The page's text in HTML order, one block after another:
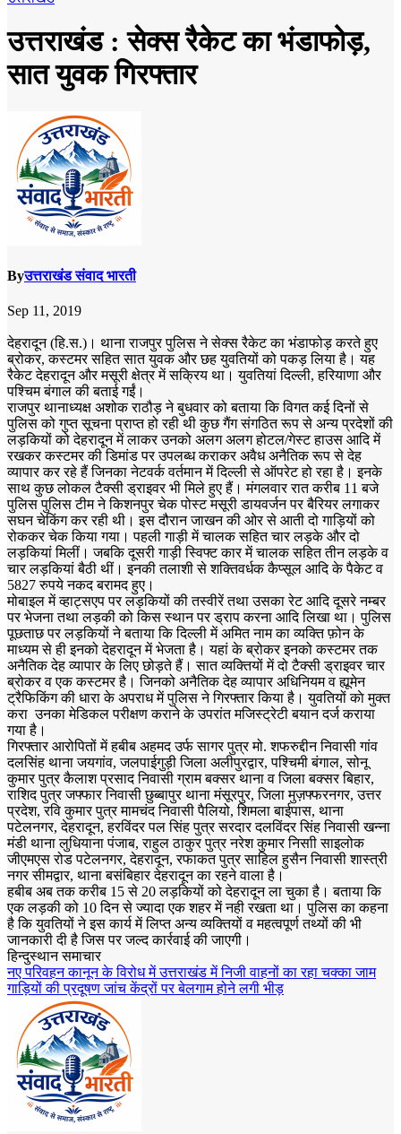
उत्तराखंड : सेक्स रैकेट का भंडाफोड़,
सात युवक गिरफ्तार
Byउत्तराखंड संवाद भारती
Sep 11, 2019
देहरादून (हि.स.)। थाना राजपुर पुलिस ने सेक्स रैकेट का भंडाफोड़ करते हुए
ब्रोकर, कस्टमर सहित सात युवक और छह युवतियों को पकड़ लिया है। यह
रैकेट देहरादून और मसूरी क्षेत्र में सक्रिय था। युवतियां दिल्ली, हरियाणा और
पश्चिम बंगाल की बताई गईं।
राजपुर थानाध्यक्ष अशोक राठौड़ ने बुधवार को बताया कि विगत कई दिनों से
पुलिस को गुप्त सूचना प्राप्त हो रही थी कुछ गैंग संगठित रूप से अन्य प्रदेशों की
लड़कियों को देहरादून में लाकर उनको अलग अलग होटल/गेस्ट हाउस आदि में
रखकर कस्टमर की डिमांड पर उपलब्ध कराकर अवैध अनैतिक रूप से देह
व्यापार कर रहे हैं जिनका नेटवर्क वर्तमान में दिल्ली से ऑपरेट हो रहा है। इनके
साथ कुछ लोकल टैक्सी ड्राइवर भी मिले हुए हैं। मंगलवार रात करीब 11 बजे
पुलिस पुलिस टीम ने किशनपुर चेक पोस्ट मसूरी डायवर्जन पर बैरियर लगाकर
सघन चेकिंग कर रही थी। इस दौरान जाखन की ओर से आती दो गाड़ियों को
रोककर चेक किया गया। पहली गाड़ी में चालक सहित चार लड़के और दो
लड़कियां मिलीं। जबकि दूसरी गाड़ी स्विफ्ट कार में चालक सहित तीन लड़के व
चार लड़कियां बैठी थीं। इनकी तलाशी से शक्तिवर्धक कैप्सूल आदि के पैकेट व
5827 रुपये नकद बरामद हुए।
मोबाइल में व्हाट्सएप पर लड़कियों की तस्वीरें तथा उसका रेट आदि दूसरे नम्बर
पर भेजना तथा लड़की को किस स्थान पर ड्राप करना आदि लिखा था। पुलिस
पूछताछ पर लड़कियों ने बताया कि दिल्ली में अमित नाम का व्यक्ति फ़ोन के
माध्यम से ही इनको देहरादून में भेजता है। यहां के ब्रोकर इनको कस्टमर तक
अनैतिक देह व्यापार के लिए छोड़ते हैं। सात व्यक्तियों में दो टैक्सी ड्राइवर चार
ब्रोकर व एक कस्टमर है। जिनको अनैतिक देह व्यापार अधिनियम व ह्यूमेन
ट्रैफिकिंग की धारा के अपराध में पुलिस ने गिरफ्तार किया है। युवतियों काे मुक्त
करा उनका मेडिकल परीक्षण कराने के उपरांत मजिस्ट्रेटी बयान दर्ज कराया
गया है।
गिरफ्तार आरोपितों में हबीब अहमद उर्फ सागर पुत्र मो. शफरुद्दीन निवासी गांव
दलसिंह थाना जयगांव, जलपाईगुड़ी जिला अलीपुरद्वार, पश्चिमी बंगाल, सोनू
कुमार पुत्र कैलाश प्रसाद निवासी ग्राम बक्सर थाना व जिला बक्सर बिहार,
राशिद पुत्र जफ्फार निवासी छुब्बापुर थाना मंसूरपुर, जिला मुज़फ्फरनगर, उत्तर
प्रदेश, रवि कुमार पुत्र मामचंद निवासी पैलियो, शिमला बाईपास, थाना
पटेलनगर, देहरादून, हरविंदर पल सिंह पुत्र सरदार दलविंदर सिंह निवासी खन्ना
मंडी थाना लुधियाना पंजाब, राहुल ठाकुर पुत्र नरेश कुमार निसाी साइलोक
जीएमएस रोड पटेलनगर, देहरादून, रफाकत पुत्र साहिल हुसैन निवासी शास्त्री
नगर सीमद्वार, थाना बसंबिहार देहरादून का रहने वाला है।
हबीब अब तक करीब 15 से 20 लड़कियों को देहरादून ला चुका है। बताया कि
एक लड़की को 10 दिन से ज्यादा एक शहर में नही रखता था। पुलिस का कहना
है कि युवतियों ने इस कार्य में लिप्त अन्य व्यक्तियों व महत्वपूर्ण तथ्यों की भी
जानकारी दी है जिस पर जल्द कार्रवाई की जाएगी।
हिन्दुस्थान समाचार
Post
navigation
नए परिवहन कानून के विरोध में उत्तराखंड में निजी वाहनों का रहा चक्का जाम
गाड़ियों की प्रदूषण जांच केंद्रों पर बेलगाम होने लगी भीड़